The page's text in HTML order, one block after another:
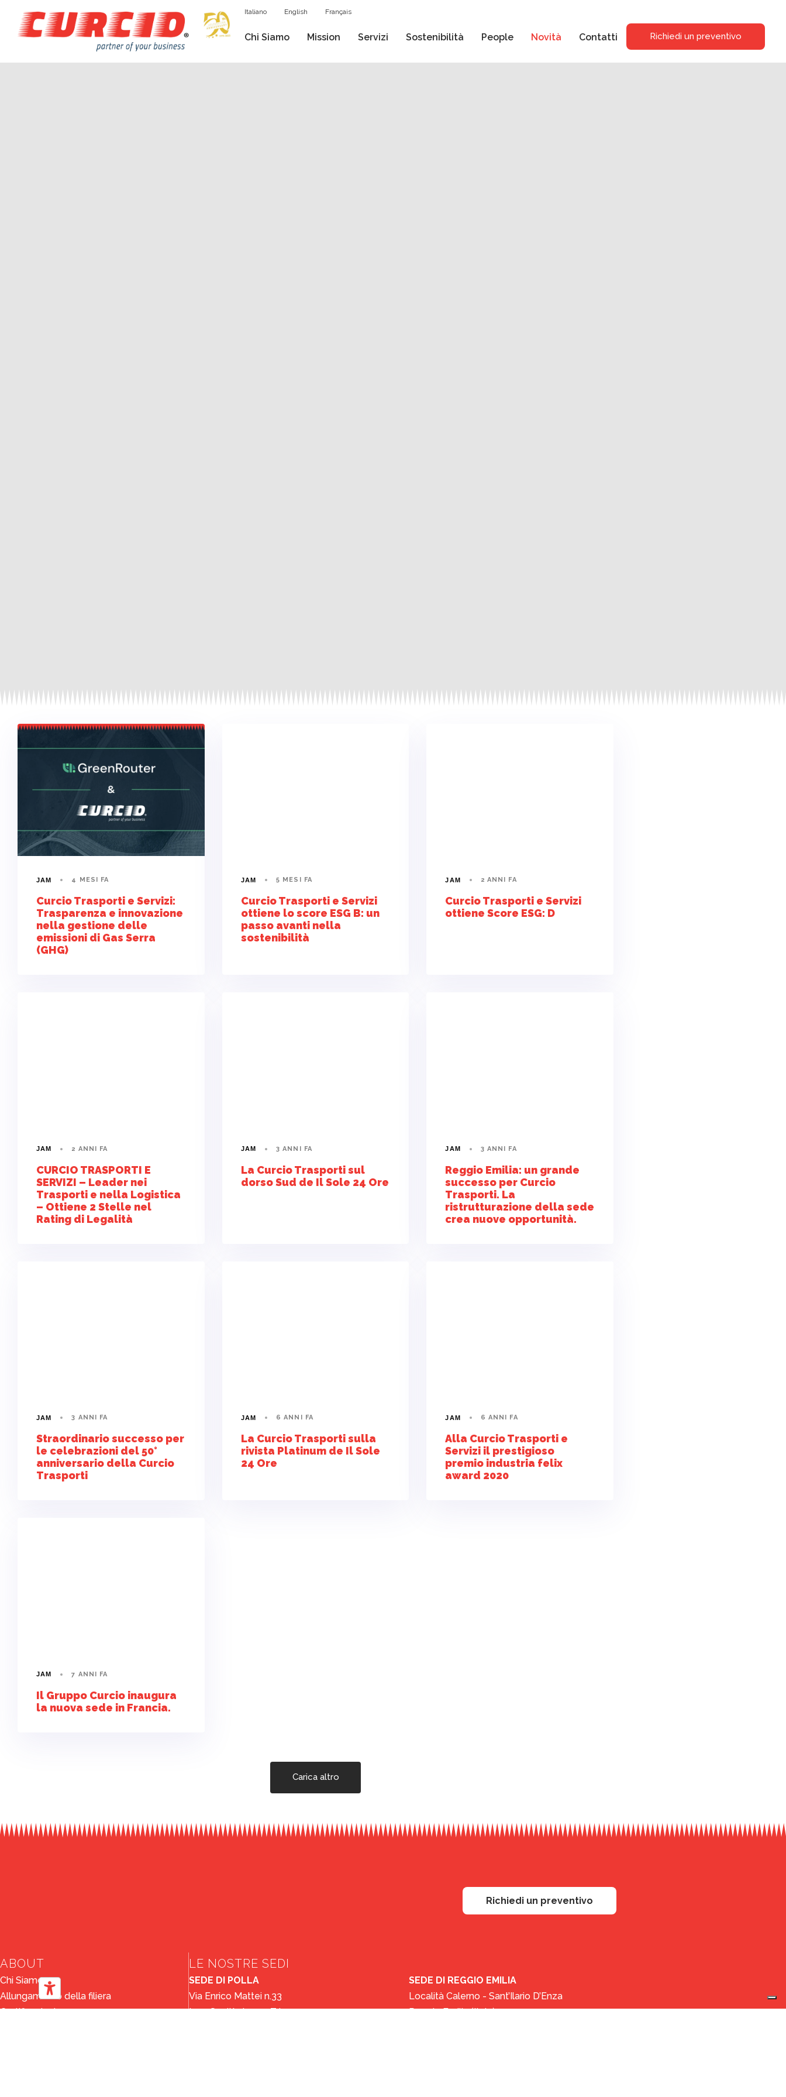
Italiano English Français
Chi Siamo Mission Servizi Sostenibilità People Novità Contatti Richiedi un preventivo
JAM 4 MESI FA
Curcio Trasporti e Servizi:
Trasparenza e innovazione
nella gestione delle
emissioni di Gas Serra
(GHG)
JAM 5 MESI FA
Curcio Trasporti e Servizi
ottiene lo score ESG B: un
passo avanti nella
sostenibilità
JAM 2 ANNI FA
Curcio Trasporti e Servizi
ottiene Score ESG: D
JAM 2 ANNI FA
CURCIO TRASPORTI E
SERVIZI – Leader nei
Trasporti e nella Logistica
– Ottiene 2 Stelle nel
Rating di Legalità
JAM 3 ANNI FA
La Curcio Trasporti sul
dorso Sud de Il Sole 24 Ore
JAM 3 ANNI FA
Reggio Emilia: un grande
successo per Curcio
Trasporti. La
ristrutturazione della sede
crea nuove opportunità.
JAM 3 ANNI FA
Straordinario successo per
le celebrazioni del 50°
anniversario della Curcio
Trasporti
JAM 6 ANNI FA
La Curcio Trasporti sulla
rivista Platinum de Il Sole
24 Ore
JAM 6 ANNI FA
Alla Curcio Trasporti e
Servizi il prestigioso
premio industria felix
award 2020
JAM 7 ANNI FA
Il Gruppo Curcio inaugura
la nuova sede in Francia.
Carica altro
Richiedi un preventivo
ABOUT
Chi Siamo
Allungamento della filiera
Certificazioni
LE NOSTRE SEDI
SEDE DI POLLA
Via Enrico Mattei n.33
Loc. Sant’Antuono Z.I.
SEDE DI REGGIO EMILIA
Località Calerno - Sant’Ilario D’Enza
Reggio Emilia (Italy)